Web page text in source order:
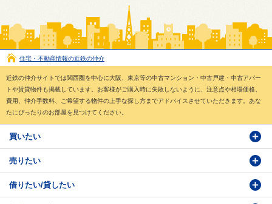
住宅・不動産情報の近鉄の仲介
近鉄の仲介サイトでは関西圏を中心に大阪、東京等の中古マンション・中古戸建・中古アパー
トや賃貸物件も掲載しています。お客様がご購入時に失敗しないように、注意点や相場価格、
費用、仲介手数料、ご希望する物件の上手な探し方までアドバイスさせていただきます。あな
たにぴったりのお部屋を見つけてください。
買いたい
物件検索
物件番号検索
売りたい
価格査定依頼
借りたい/貸したい